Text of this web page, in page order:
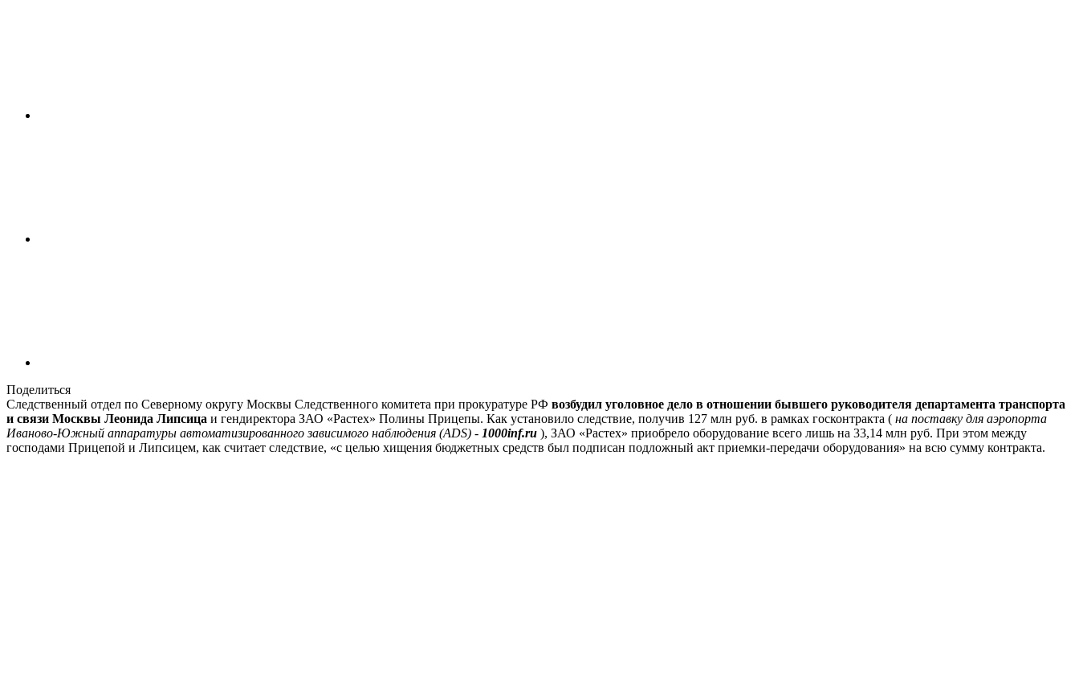
Поделиться
Следственный отдел по Северному округу Москвы Следственного комитета при прокуратуре РФ возбудил уголовное дело в отношении бывшего руководителя департамента транспорта
и связи Москвы Леонида Липсица и гендиректора ЗАО «Растех» Полины Прицепы. Как установило следствие, получив 127 млн руб. в рамках госконтракта ( на поставку для аэропорта
Иваново-Южный аппаратуры автоматизированного зависимого наблюдения (ADS) - 1000inf.ru ), ЗАО «Растех» приобрело оборудование всего лишь на 33,14 млн руб. При этом между
господами Прицепой и Липсицем, как считает следствие, «с целью хищения бюджетных средств был подписан подложный акт приемки-передачи оборудования» на всю сумму контракта.